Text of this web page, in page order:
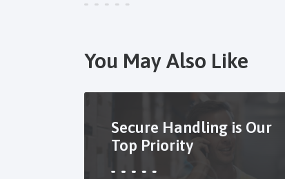
You May Also Like
Secure Handling is Our
Top Priority